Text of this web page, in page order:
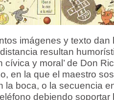
imágenes y texto
resultan
cívica y moral’ de Don
en la que el maestro
la boca, o la secuencia
debiendo soportar